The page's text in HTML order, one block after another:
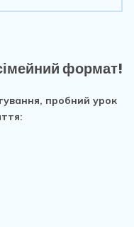
формат!
пробний урок